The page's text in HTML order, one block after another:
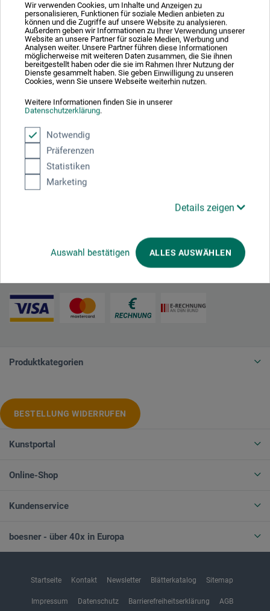
Wir verwenden Cookies, um Inhalte und Anzeigen zu
personalisieren, Funktionen für soziale Medien anbieten zu
können und die Zugriffe auf unsere Website zu analysieren.
Außerdem geben wir Informationen zu Ihrer Verwendung unserer
Website an unsere Partner für soziale Medien, Werbung und
Analysen weiter. Unsere Partner führen diese Informationen
möglicherweise mit weiteren Daten zusammen, die Sie ihnen
bereitgestellt haben oder die sie im Rahmen Ihrer Nutzung der
Dienste gesammelt haben. Sie geben Einwilligung zu unseren
Cookies, wenn Sie unsere Webseite weiterhin nutzen.
Weitere Informationen finden Sie in unserer
Datenschutzerklärung.
Notwendig
Präferenzen
Statistiken
Marketing
Details zeigen
Auswahl bestätigen ALLES AUSWÄHLEN
10,00 EUR
zzgl. Versandkosten
Produktkategorien
BESTELLUNG WIDERRUFEN
Kunstportal
Online-Shop
Kundenservice
boesner - über 40x in Europa
Startseite Kontakt Newsletter Blätterkatalog Sitemap
Impressum Datenschutz Barrierefreiheitserklärung AGB